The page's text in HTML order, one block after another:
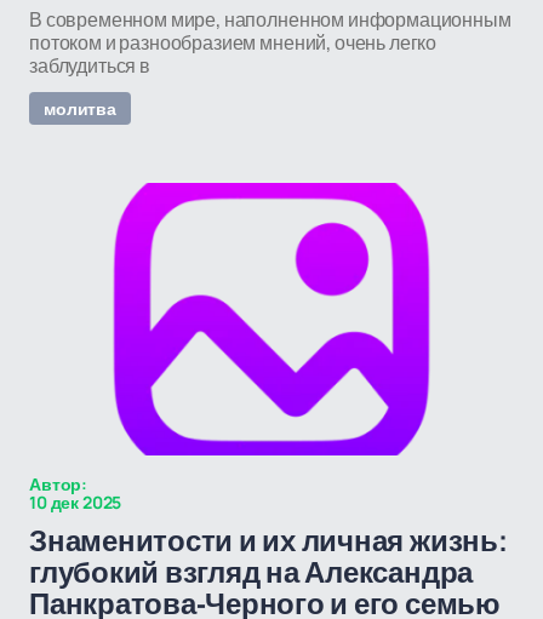
В современном мире, наполненном информационным
потоком и разнообразием мнений, очень легко
заблудиться в
молитва
Автор:
10 дек 2025
Знаменитости и их личная жизнь:
глубокий взгляд на Александра
Панкратова-Черного и его семью